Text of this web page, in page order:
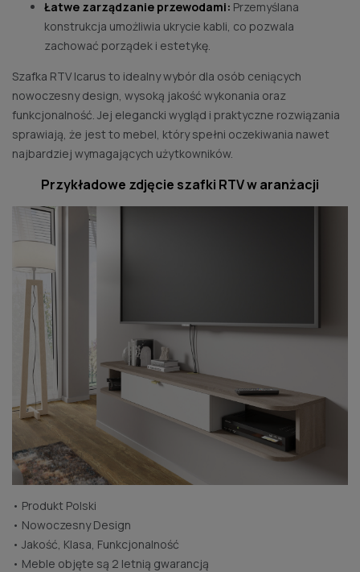
Łatwe zarządzanie przewodami: Przemyślana
konstrukcja umożliwia ukrycie kabli, co pozwala
zachować porządek i estetykę.
Szafka RTV Icarus to idealny wybór dla osób ceniących
nowoczesny design, wysoką jakość wykonania oraz
funkcjonalność. Jej elegancki wygląd i praktyczne rozwiązania
sprawiają, że jest to mebel, który spełni oczekiwania nawet
najbardziej wymagających użytkowników.
Przykładowe zdjęcie szafki RTVw aranżacji
• Produkt Polski
• Nowoczesny Design
• Jakość, Klasa, Funkcjonalność
• Meble objęte są 2 letnią gwarancją